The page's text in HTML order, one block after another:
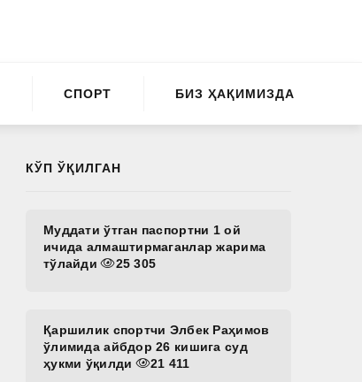
СПОРТ БИЗ ҲАҚИМИЗДА
КЎП ЎҚИЛГАН
Муддати ўтган паспортни 1 ой
ичида алмаштирмаганлар жарима
тўлайди
25 305
Қаршилик спортчи Элбек Раҳимов
ўлимида айбдор 26 кишига суд
ҳукми ўқилди
21 411